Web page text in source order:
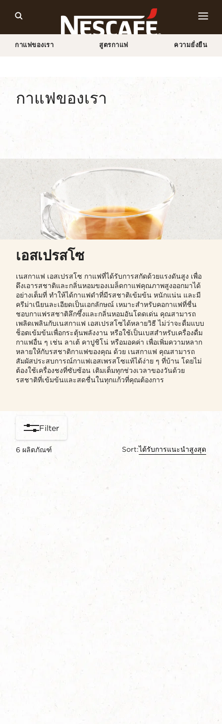
กาแฟของเรา สูตรกาแฟ ความยั่งยืน
กาแฟของเรา
เอสเปรสโซ
เนสกาแฟ เอสเปรสโซ กาแฟที่ได้รับการสกัดด้วยแรงดันสูง เพื่อ
ดึงเอารสชาติและกลิ่นหอมของเมล็ดกาแฟคุณภาพสูงออกมาได้
อย่างเต็มที่ ทำให้ได้กาแฟดำที่มีรสชาติเข้มข้น หนักแน่น และมี
ครีม่าเนียนละเอียดเป็นเอกลักษณ์ เหมาะสำหรับคอกาแฟที่ชื่น
ชอบกาแฟรสชาติลึกซึ้งและกลิ่นหอมอันโดดเด่น คุณสามารถ
เพลิดเพลินกับเนสกาแฟ เอสเปรสโซได้หลายวิธี ไม่ว่าจะดื่มแบบ
ช็อตเข้มข้นเพื่อกระตุ้นพลังงาน หรือใช้เป็นเบสสำหรับเครื่องดื่ม
กาแฟอื่น ๆ เช่น ลาเต้ คาปูชิโน่ หรือมอคค่า เพื่อเพิ่มความหลาก
หลายให้กับรสชาติกาแฟของคุณ ด้วย เนสกาแฟ คุณสามารถ
สัมผัสประสบการณ์กาแฟเอสเพรสโซแท้ได้ง่าย ๆ ที่บ้าน โดยไม่
ต้องใช้เครื่องชงที่ซับซ้อน เติมเต็มทุกช่วงเวลาของวันด้วย
รสชาติที่เข้มข้นและสดชื่นในทุกแก้วที่คุณต้องการ
Filter
6 ผลิตภัณฑ์ Sort:ได้รับการแนะนำสูงสุด